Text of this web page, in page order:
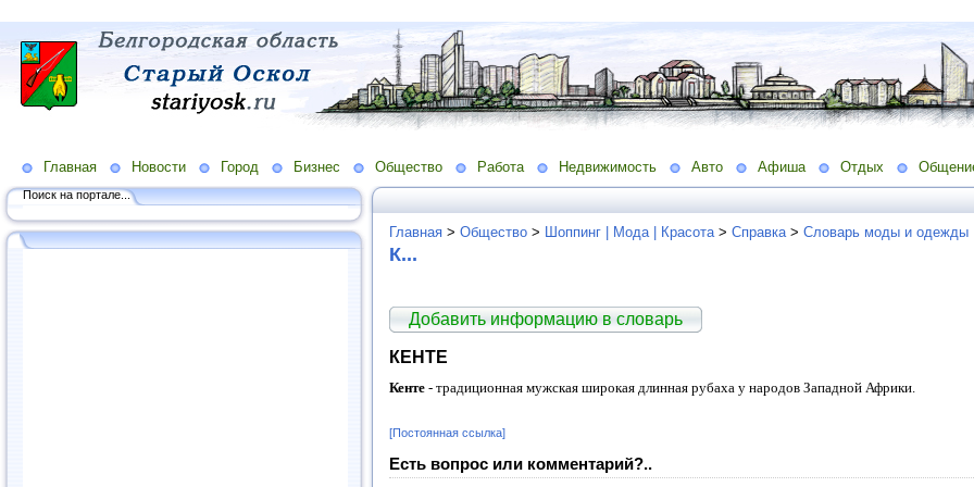
Главная Новости Город Бизнес Общество Работа Недвижимость Авто Афиша Отдых
Поиск на портале...
Главная > Общество > Шоппинг | Мода | Красота > Справка > Словарь моды и одежды
К...
Добавить информацию в словарь
КЕНТЕ
Кенте - традиционная мужская широкая длинная рубаха у народов Западной Африки.
[Постоянная ссылка]
Есть вопрос или комментарий?..